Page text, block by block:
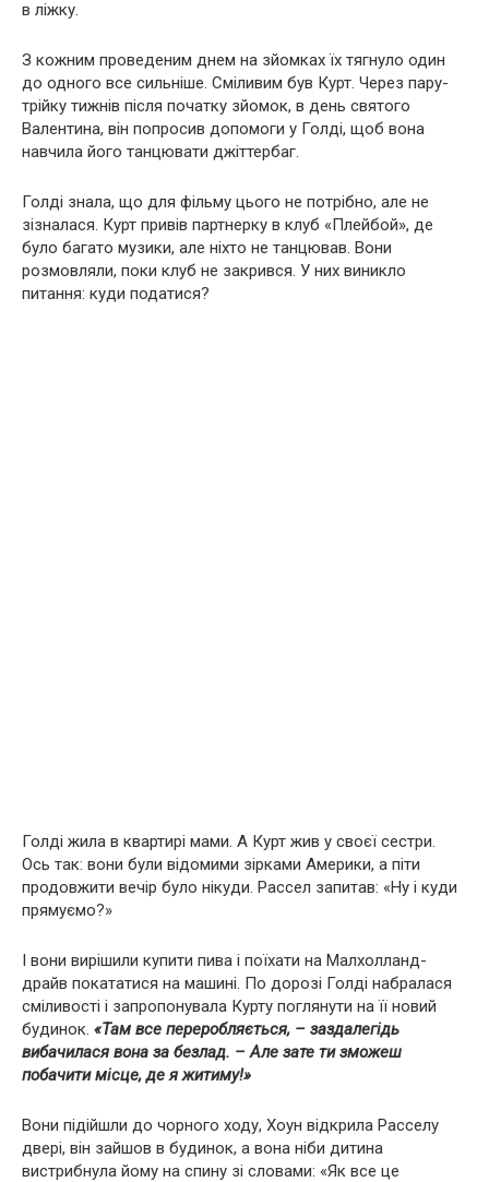
в ліжку.
З кожним проведеним днем ​​на зйомках їх тягнуло один
до одного все сильніше. Сміливим був Курт. Через пару-
трійку тижнів після початку зйомок, в день святого
Валентина, він попросив допомоги у Голді, щоб вона
навчила його танцювати джіттербаг.
Голді знала, що для фільму цього не потрібно, але не
зізналася. Курт привів партнерку в клуб «Плейбой», де
було багато музики, але ніхто не танцював. Вони
розмовляли, поки клуб не закрився. У них виникло
питання: куди податися?
Голді жила в квартирі мами. А Курт жив у своєї сестри.
Ось так: вони були відомими зірками Америки, а піти
продовжити вечір було нікуди. Рассел запитав: «Ну і куди
прямуємо?»
І вони вирішили купити пива і поїхати на Малхолланд-
драйв покататися на машині. По дорозі Голді набралася
сміливості і запропонувала Курту поглянути на її новий
будинок. «Там все переробляється, – заздалегідь
вибачилася вона за безлад. – Але зате ти зможеш
побачити місце, де я житиму!»
Вони підійшли до чорного ходу, Хоун відкрила Расселу
двері, він зайшов в будинок, а вона ніби дитина
вистрибнула йому на спину зі словами: «Як все це